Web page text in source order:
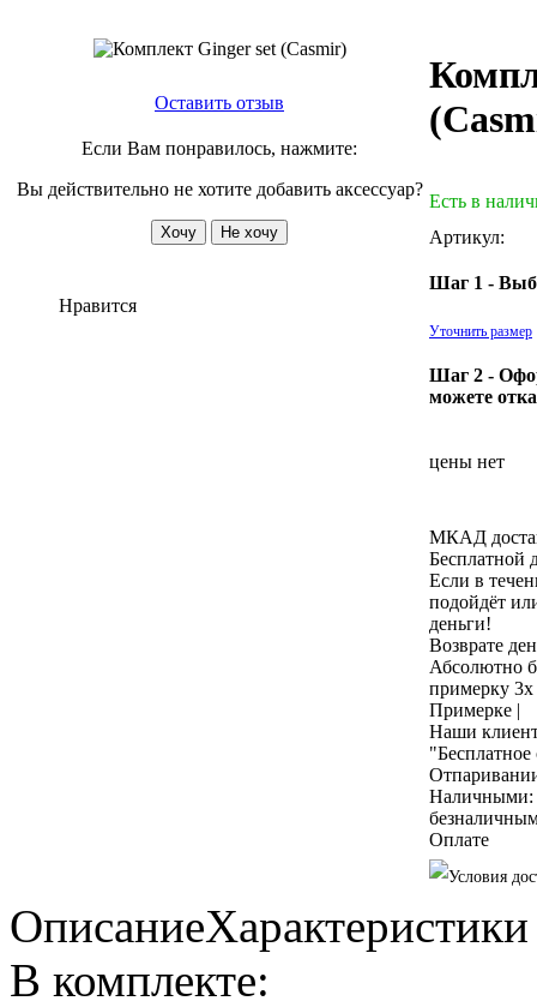
Оставить отзыв
Если Вам понравилось, нажмите:
Вы действительно не хотите добавить аксессуар?
Нравится
Есть в
Артикул:
Шаг 1 -
Уточнить размер
Шаг 2 -
можете
цены нет
МКАД
Бесплатной
Если в
подойдёт
деньги!
Возврате
Абсолютно
примерку
Примерке |
Наши
Наличными:
Оплате
ОписаниеХарактеристики
В комплекте: